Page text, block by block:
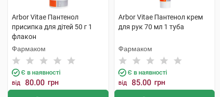
Arbor Vitae Пантенол
присипка для дітей 50 г 1
флакон
Фармаком
Є в наявності
від 80.00 грн
Arbor Vitae Пантенол крем
для рук 70 мл 1 туба
Фармаком
Є в наявності
від 85.00 грн